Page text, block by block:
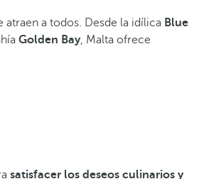
a todos. Desde la idílica Blue
Golden Bay, Malta ofrece
satisfacer los deseos culinarios y